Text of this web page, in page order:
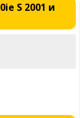
S 2001 и